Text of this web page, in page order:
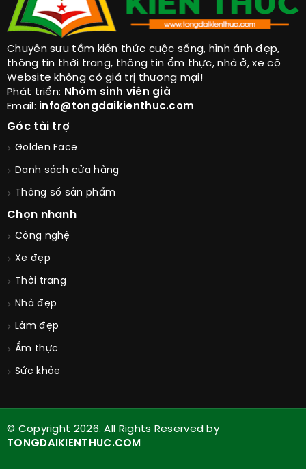
Chuyên sưu tầm kiến thức cuộc sống, hình ảnh đẹp,
thông tin thời trang, thông tin ẩm thực, nhà ở, xe cộ
Website không có giá trị thương mại!
Phát triển: Nhóm sinh viên già
Email: info@tongdaikienthuc.com
Góc tài trợ
Golden Face
Danh sách cửa hàng
Thông số sản phẩm
Chọn nhanh
Công nghệ
Xe đẹp
Thời trang
Nhà đẹp
Làm đẹp
Ẩm thực
Sức khỏe
© Copyright 2026. All Rights Reserved by
TONGDAIKIENTHUC.COM